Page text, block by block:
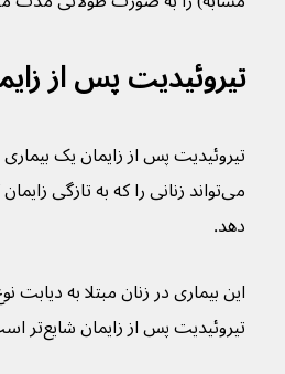
تیروئیدیت پس از
تیروئیدیت پس از زایمان یک
دهد.
تیروئیدیت پس از زایمان شایع‌تر است.